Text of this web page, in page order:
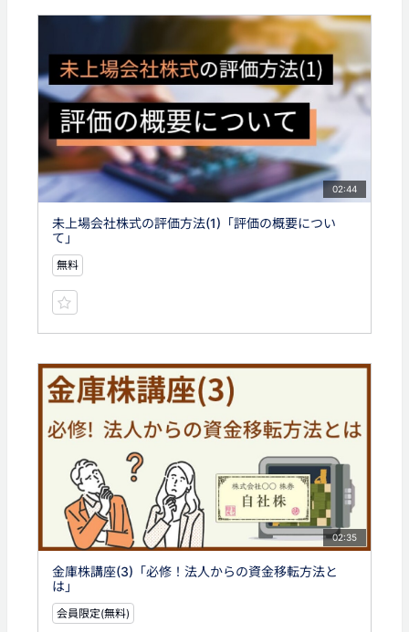
02:44
未上場会社株式の評価方法(1)「評価の概要につい
て」
無料
02:35
金庫株講座(3)「必修！法人からの資金移転方法と
は」
会員限定(無料)